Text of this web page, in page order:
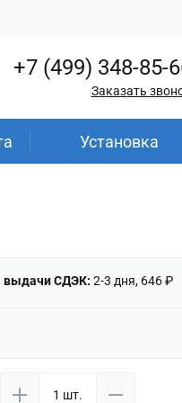
+7 (499) 348-85-
Заказать
Установка
выдачи СДЭК: 2-3 дня, 646 ₽